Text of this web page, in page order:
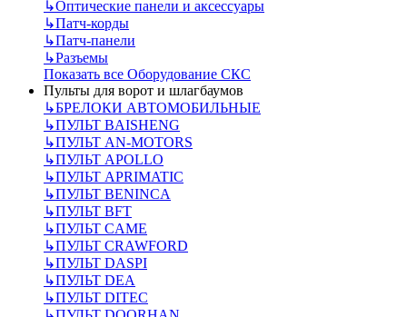
↳Оптические панели и аксессуары
↳Патч-корды
↳Патч-панели
↳Разъемы
Показать все Оборудование СКС
Пульты для ворот и шлагбаумов
↳БРЕЛОКИ АВТОМОБИЛЬНЫЕ
↳ПУЛЬТ BAISHENG
↳ПУЛЬТ AN-MOTORS
↳ПУЛЬТ APOLLO
↳ПУЛЬТ APRIMATIC
↳ПУЛЬТ BENINCA
↳ПУЛЬТ BFT
↳ПУЛЬТ CAME
↳ПУЛЬТ CRAWFORD
↳ПУЛЬТ DASPI
↳ПУЛЬТ DEA
↳ПУЛЬТ DITEC